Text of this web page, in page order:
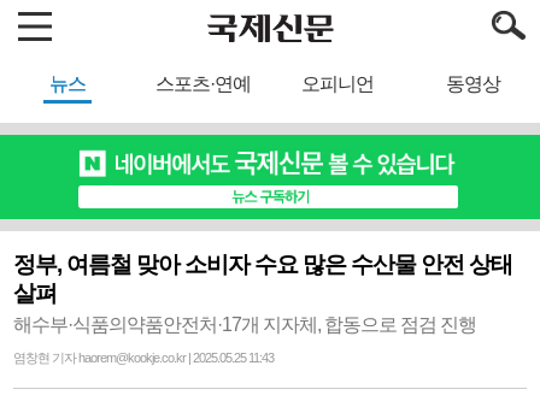
뉴스 스포츠·연예 오피니언 동영상
정부, 여름철 맞아 소비자 수요 많은 수산물 안전 상태
살펴
해수부·식품의약품안전처·17개 지자체, 합동으로 점검 진행
염창현 기자 haorem@kookje.co.kr | 2025.05.25 11:43